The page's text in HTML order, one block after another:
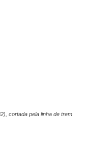
cortada pela linha de trem